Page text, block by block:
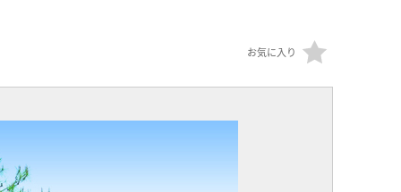
お気に入り